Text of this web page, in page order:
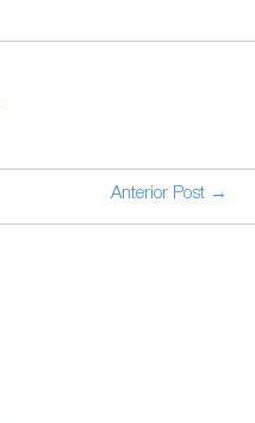
Anterior Post →